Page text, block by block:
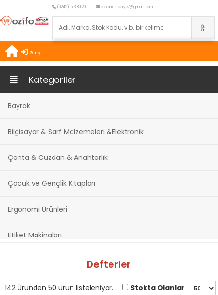
(0242) 513 89 20 ozkankirtasiye7@gmail.com
Giriş
Kategoriler
Bayrak
Bilgisayar & Sarf Malzemeleri &Elektronik
Çanta & Cüzdan & Anahtarlık
Çocuk ve Gençlik Kitapları
Ergonomi Ürünleri
Etiket Makinaları
Hobi ve Sanatsal Malzemeler
Defterler
142 Üründen 50 ürün listeleniyor. Stokta Olanlar